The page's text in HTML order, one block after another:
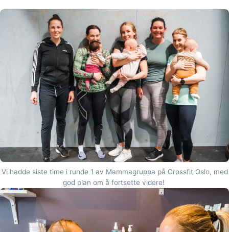
Vi hadde siste time i runde 1 av Mammagruppa på Crossfit Oslo, med
god plan om å fortsette videre!